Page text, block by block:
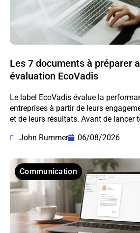
Les 7 documents à préparer
évaluation EcoVadis
Le label EcoVadis évalue la
entreprises à partir de leurs
et de leurs résultats. Avant de lancer
John Rummer
06/08/2026
Communication